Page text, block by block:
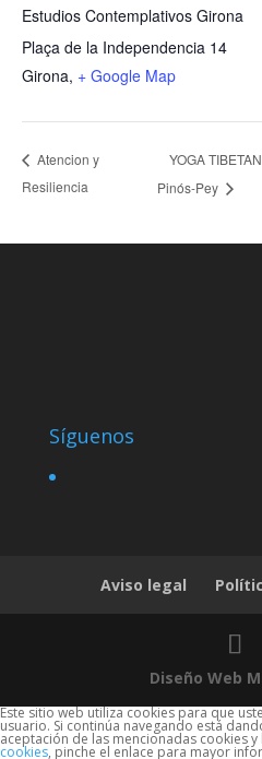
Estudios Contemplativos Girona
Plaça de la Independencia 14
Girona, + Google Map
Atencion y
Resiliencia
YOGA
Pinós-Pey
Síguenos
Aviso legal
Diseño Web
Este sitio web utiliza cookies para que
usuario. Si continúa navegando está
aceptación de las mencionadas cookies
cookies, pinche el enlace para mayor